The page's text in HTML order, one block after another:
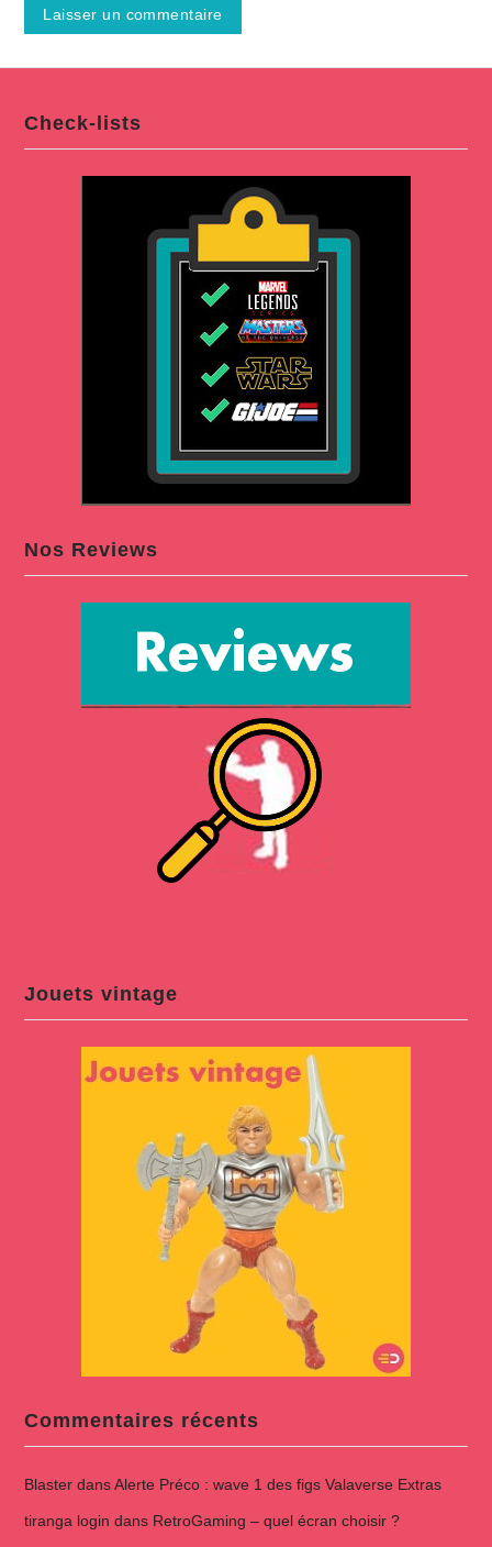
Check-lists
Nos Reviews
Jouets vintage
Commentaires récents
BlasterdansAlerte Préco : wave 1 des figs Valaverse Extras
tiranga login dans RetroGaming – quel écran choisir ?